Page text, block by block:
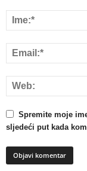
Spremite moje
sljedeći put kada